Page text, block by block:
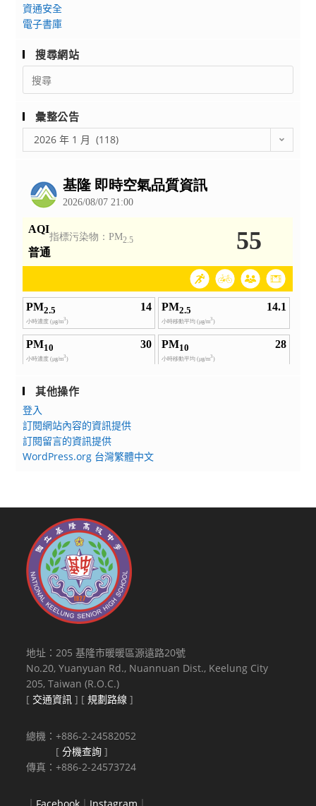
資通安全
電子書庫
搜尋網站
Search
for:
彙整公告
整
2026 年 1 月 (118)
其他操作
登入
訂閱網站內容的資訊提供
訂閱留言的資訊提供
WordPress.org 台灣繁體中文
地址：205 基隆市暖暖區源遠路20號
No.20, Yuanyuan Rd., Nuannuan Dist., Keelung City
205, Taiwan (R.O.C.)
[ 交通資訊 ] [規劃路線 ]
總機：+886-2-24582052
[分機查詢 ]
傳真：+886-2-24573724